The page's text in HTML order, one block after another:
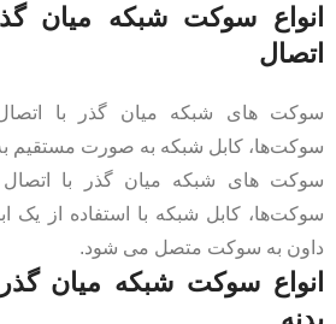
انواع سوکت شبکه میان
اتصال
سوکت ‌های شبکه میان ‌گذر با
سوکت‌ها، کابل شبکه به صورت
سوکت ‌های شبکه میان‌ گذر با اتصال
سوکت‌ها، کابل شبکه با استفاده از یک
داون به سوکت متصل می ‌شود.
انواع سوکت شبکه میان